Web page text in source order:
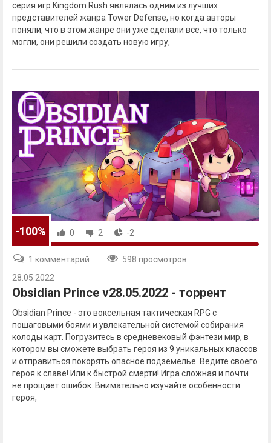
серия игр Kingdom Rush являлась одним из лучших
представителей жанра Tower Defense, но когда авторы
поняли, что в этом жанре они уже сделали все, что только
могли, они решили создать новую игру,
-100% 0 2 -2
1 комментарий
598 просмотров
28.05.2022
Obsidian Prince v28.05.2022 - торрент
Obsidian Prince - это воксельная тактическая RPG с
пошаговыми боями и увлекательной системой собирания
колоды карт. Погрузитесь в средневековый фэнтези мир, в
котором вы сможете выбрать героя из 9 уникальных классов
и отправиться покорять опасное подземелье. Ведите своего
героя к славе! Или к быстрой смерти! Игра сложная и почти
не прощает ошибок. Внимательно изучайте особенности
героя,